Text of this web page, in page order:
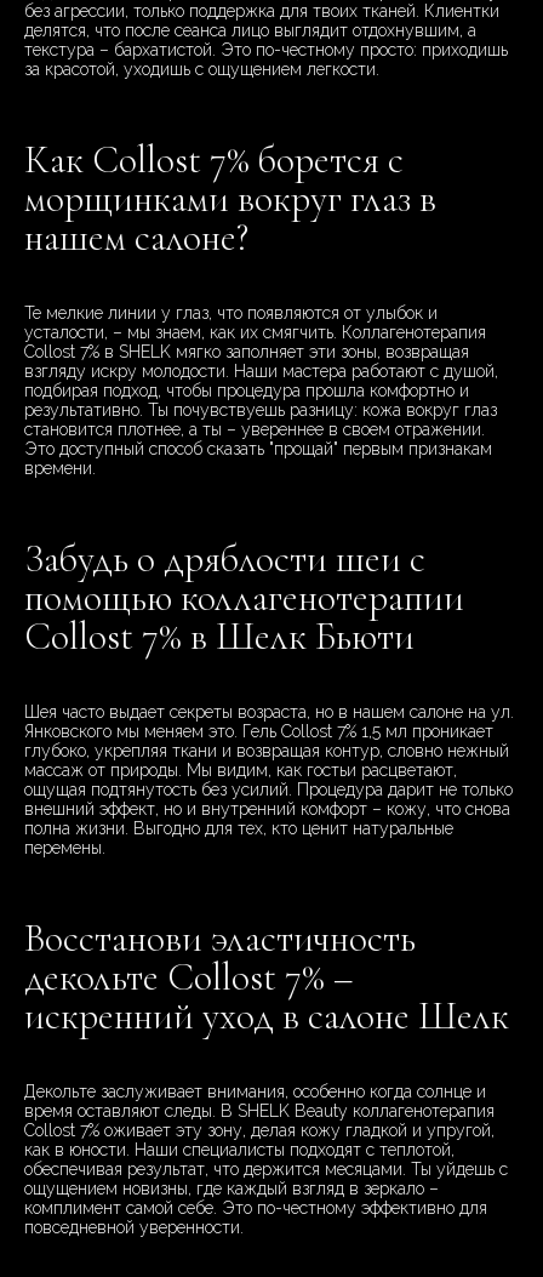
без агрессии, только поддержка для твоих тканей. Клиентки
делятся, что после сеанса лицо выглядит отдохнувшим, а
текстура – бархатистой. Это по-честному просто: приходишь
за красотой, уходишь с ощущением легкости.
Как Collost 7% борется с
морщинками вокруг глаз в
нашем салоне?
Те мелкие линии у глаз, что появляются от улыбок и
усталости, – мы знаем, как их смягчить. Коллагенотерапия
Collost 7% в SHELK мягко заполняет эти зоны, возвращая
взгляду искру молодости. Наши мастера работают с душой,
подбирая подход, чтобы процедура прошла комфортно и
результативно. Ты почувствуешь разницу: кожа вокруг глаз
становится плотнее, а ты – увереннее в своем отражении.
Это доступный способ сказать "прощай" первым признакам
времени.
Забудь о дряблости шеи с
помощью коллагенотерапии
Collost 7% в Шелк Бьюти
Шея часто выдает секреты возраста, но в нашем салоне на ул.
Янковского мы меняем это. Гель Collost 7% 1,5 мл проникает
глубоко, укрепляя ткани и возвращая контур, словно нежный
массаж от природы. Мы видим, как гостьи расцветают,
ощущая подтянутость без усилий. Процедура дарит не только
внешний эффект, но и внутренний комфорт – кожу, что снова
полна жизни. Выгодно для тех, кто ценит натуральные
перемены.
Восстанови эластичность
декольте Collost 7% –
искренний уход в салоне Шелк
Декольте заслуживает внимания, особенно когда солнце и
время оставляют следы. В SHELK Beauty коллагенотерапия
Collost 7% оживает эту зону, делая кожу гладкой и упругой,
как в юности. Наши специалисты подходят с теплотой,
обеспечивая результат, что держится месяцами. Ты уйдешь с
ощущением новизны, где каждый взгляд в зеркало –
комплимент самой себе. Это по-честному эффективно для
повседневной уверенности.